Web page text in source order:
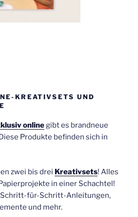
KREATIVSETS UND
onlinegibt es brandneue
Produkte befinden sich in
zwei bis drei Kreativsets! Alles
in einer Schachtel!
für-Schritt-Anleitungen,
und mehr.